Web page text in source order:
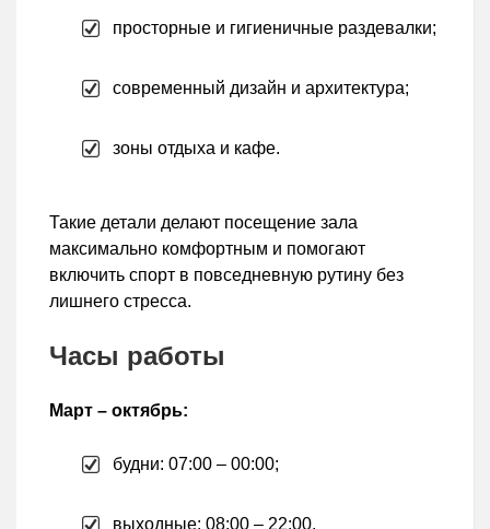
просторные и гигиеничные раздевалки;
современный дизайн и архитектура;
зоны отдыха и кафе.
Такие детали делают посещение зала
максимально комфортным и помогают
включить спорт в повседневную рутину без
лишнего стресса.
Часы работы
Март – октябрь:
будни: 07:00 – 00:00;
выходные: 08:00 – 22:00.